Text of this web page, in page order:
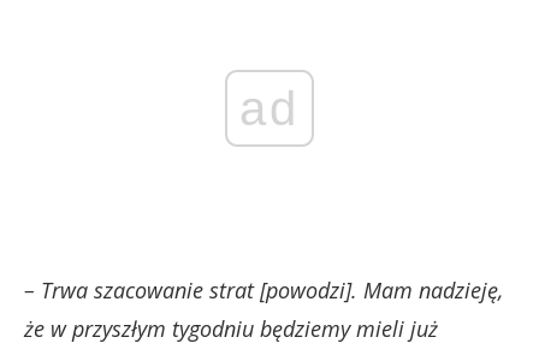
ad
– Trwa szacowanie strat [powodzi]. Mam nadzieję,
że w przyszłym tygodniu będziemy mieli już